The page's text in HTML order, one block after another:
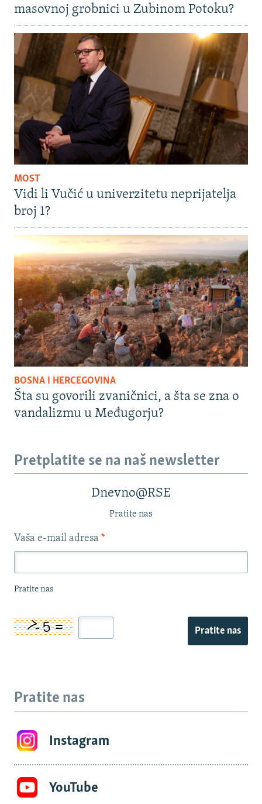
masovnoj grobnici u Zubinom Potoku?
MOST
Vidi li Vučić u univerzitetu neprijatelja
broj 1?
BOSNA I HERCEGOVINA
Šta su govorili zvaničnici, a šta se zna o
vandalizmu u Međugorju?
Pretplatite se na naš newsletter
Dnevno@RSE
Pratite nas
Vaša e-mail adresa *
Pratite nas
Pratite nas
Pratite nas
Instagram
YouTube